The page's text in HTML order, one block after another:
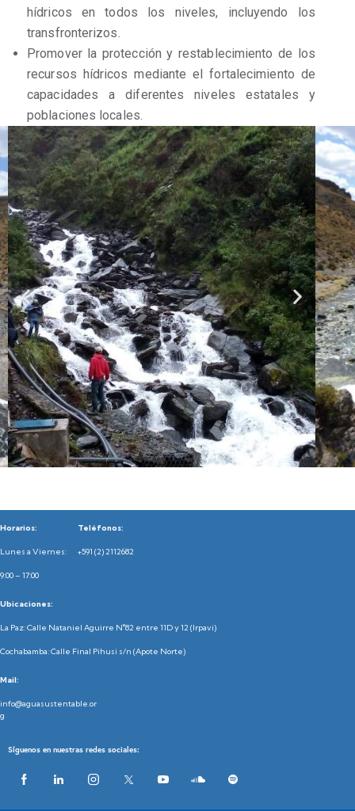
hídricos en todos los niveles, incluyendo los
transfronterizos.
Promover la protección y restablecimiento de los
recursos hídricos mediante el fortalecimiento de
capacidades a diferentes niveles estatales y
poblaciones locales.
Horarios:
Lunes a Viernes:
9:00 – 17:00
Teléfonos:
+591 (2) 2112682
Ubicaciones:
La Paz: Calle Nataniel Aguirre N°82 entre 11D y 12 (Irpavi)
Cochabamba: Calle Final Pihusi s/n (Apote Norte)
Mail:
info@aguasustentable.or
g
Síguenos en nuestras redes sociales: